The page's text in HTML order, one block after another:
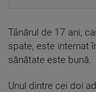
Tânărul de 17 ani,
spate, este internat
sănătate este bună.
Unul dintre cei doi